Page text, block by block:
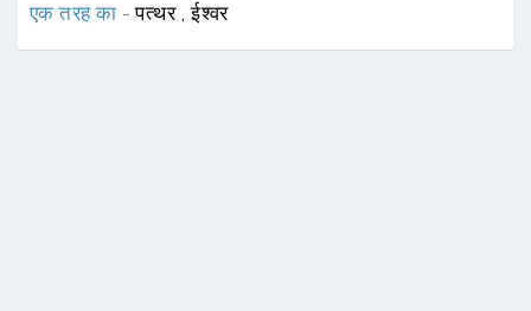
एक तरह का -पत्थर ,ईश्वर